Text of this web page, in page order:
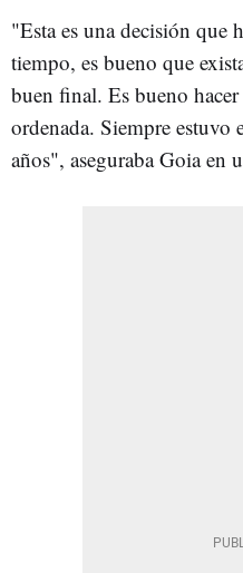
"Esta es una decisión que
tiempo, es bueno que
buen final. Es bueno
ordenada. Siempre
años", aseguraba Goia en